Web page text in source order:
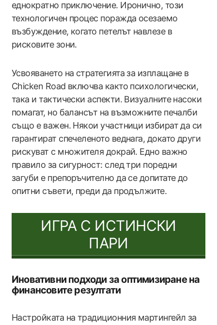
еднократно приключение. Иронично, този
технологичен процес поражда осезаемо
възбуждение, когато петелът навлезе в
рисковите зони.
Усвояването на стратегията за изплащане в
Chicken Road включва както психологически,
така и тактически аспекти. Визуалните насоки
помагат, но балансът на възможните печалби
също е важен. Някои участници избират да си
гарантират спечеленото веднага, докато други
рискуват с множителя докрай. Едно важно
правило за сигурност: след три поредни
загуби е препоръчително да се допитате до
опитни съвети, преди да продължите.
ИГРА С ИСТИНСКИ
ПАРИ
Иновативни подходи за оптимизиране на
финансовите резултати
Настройката на традиционния мартингейл за